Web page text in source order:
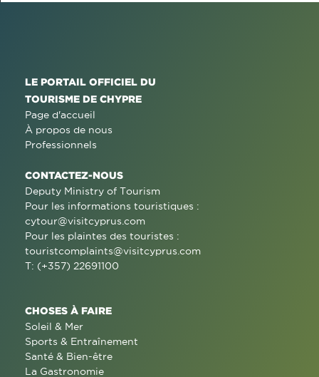
LE PORTAIL OFFICIEL DU
TOURISME DE CHYPRE
Page d'accueil
À propos de nous
Professionnels
CONTACTEZ-NOUS
Deputy Ministry of Tourism
Pour les informations touristiques :
cytour@visitcyprus.com
Pour les plaintes des touristes :
touristcomplaints@visitcyprus.com
T: (+357) 22691100
CHOSES À FAIRE
Soleil & Mer
Sports & Entraînement
Santé & Bien-être
La Gastronomie